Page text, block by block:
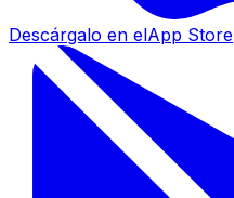
Descárgalo en elApp Store